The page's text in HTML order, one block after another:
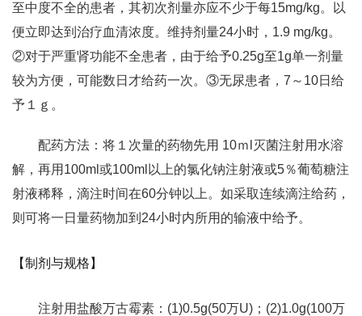
至中度不全的患者，其初次剂量亦应不少于每15mg/kg。以
便立即达到治疗血清浓度。维持剂量24小时，1.9 mg/kg。
②对于严重肾功能不全患者，由于给予0.25g至1g单一剂量
较为方便，可能数日才给药一次。③无尿患者，7～10日给
予１ｇ。
配药方法：将１次量的药物先用 10ｍl灭菌注射用水溶
解，再用100ml或100ml以上的氯化钠注射液或5％葡萄糖注
射液稀释，滴注时间在60分钟以上。如采取连续滴注给药，
则可将一日量药物加到24小时内所用的输液中给予。
【制剂与规格】
注射用盐酸万古霉素：(1)0.5g(50万U)；(2)1.0g(100万